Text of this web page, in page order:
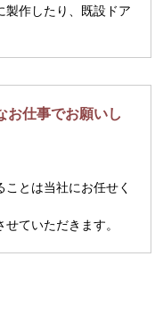
製作したり、既設ドア
お仕事でお願いし
とは当社にお任せく
ていただきます。